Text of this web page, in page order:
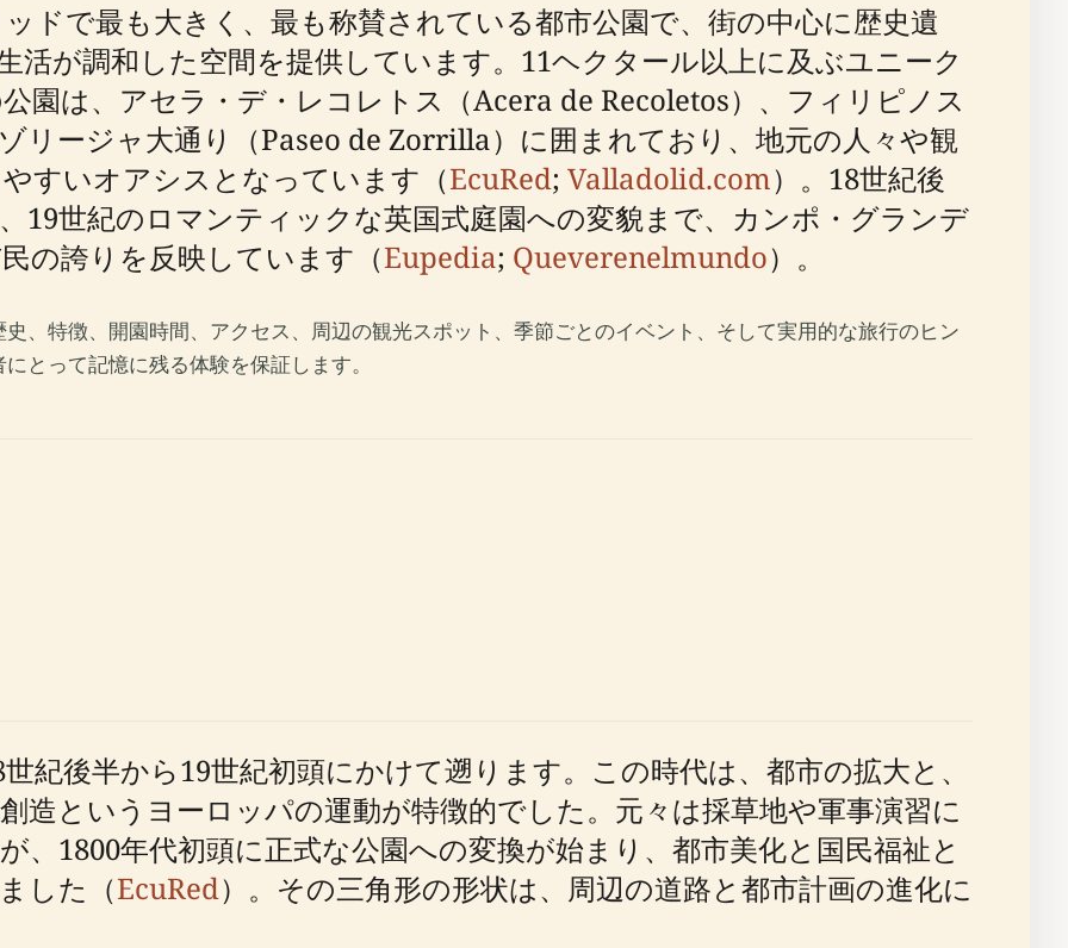
ドで最も大きく、最も称賛されている都市公園で、街の中心に歴史遺
活が調和した空間を提供しています。11ヘクタール以上に及ぶユニーク
園は、アセラ・デ・レコレトス（Acera de Recoletos）、フィリピノス
リージャ大通り（Paseo de Zorrilla）に囲まれており、地元の人々や観
すいオアシスとなっています（EcuRed; Valladolid.com）。18世紀後
19世紀のロマンティックな英国式庭園への変貌まで、カンポ・グランデ
の誇りを反映しています（Eupedia; Queverenelmundo）。
、特徴、開園時間、アクセス、周辺の観光スポット、季節ごとのイベント、そして実用的な旅行のヒン
とって記憶に残る体験を保証します。
紀後半から19世紀初頭にかけて遡ります。この時代は、都市の拡大と、
造というヨーロッパの運動が特徴的でした。元々は採草地や軍事演習に
、1800年代初頭に正式な公園への変換が始まり、都市美化と国民福祉と
した（EcuRed）。その三角形の形状は、周辺の道路と都市計画の進化に